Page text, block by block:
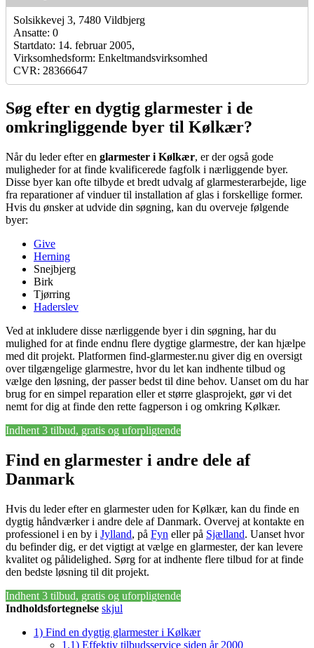
Solsikkevej 3, 7480 Vildbjerg
Ansatte: 0
Startdato: 14. februar 2005,
Virksomhedsform: Enkeltmandsvirksomhed
CVR: 28366647
Søg efter en dygtig glarmester i de
omkringliggende byer til Kølkær?
Når du leder efter en glarmester i Kølkær, er der også gode
muligheder for at finde kvalificerede fagfolk i nærliggende byer.
Disse byer kan ofte tilbyde et bredt udvalg af glarmesterarbejde, lige
fra reparationer af vinduer til installation af glas i forskellige former.
Hvis du ønsker at udvide din søgning, kan du overveje følgende
byer:
Give
Herning
Snejbjerg
Birk
Tjørring
Haderslev
Ved at inkludere disse nærliggende byer i din søgning, har du
mulighed for at finde endnu flere dygtige glarmestre, der kan hjælpe
med dit projekt. Platformen find-glarmester.nu giver dig en oversigt
over tilgængelige glarmestre, hvor du let kan indhente tilbud og
vælge den løsning, der passer bedst til dine behov. Uanset om du har
brug for en simpel reparation eller et større glasprojekt, gør vi det
nemt for dig at finde den rette fagperson i og omkring Kølkær.
Indhent 3 tilbud, gratis og uforpligtende
Find en glarmester i andre dele af
Danmark
Hvis du leder efter en glarmester uden for Kølkær, kan du finde en
dygtig håndværker i andre dele af Danmark. Overvej at kontakte en
professionel i en by i Jylland, på Fyn eller på Sjælland. Uanset hvor
du befinder dig, er det vigtigt at vælge en glarmester, der kan levere
kvalitet og pålidelighed. Sørg for at indhente flere tilbud for at finde
den bedste løsning til dit projekt.
Indhent 3 tilbud, gratis og uforpligtende
Indholdsfortegnelse skjul
1) Find en dygtig glarmester i Kølkær
1.1) Effektiv tilbudsservice siden år 2000